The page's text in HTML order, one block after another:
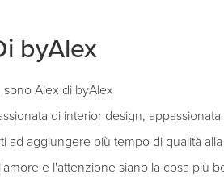
byAlex
sono Alex di byAlex
di interior design,
ad aggiungere più tempo di qualità
e l'attenzione siano la cosa più